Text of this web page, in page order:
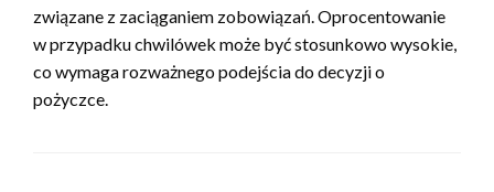
związane z zaciąganiem zobowiązań. Oprocentowanie
w przypadku chwilówek może być stosunkowo wysokie,
co wymaga rozważnego podejścia do decyzji o
pożyczce.